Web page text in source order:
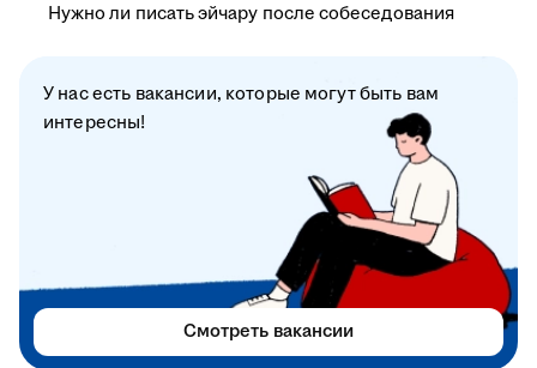
Нужно ли писать эйчару после собеседования
У нас есть вакансии, которые могут быть вам
интересны!
Смотреть вакансии